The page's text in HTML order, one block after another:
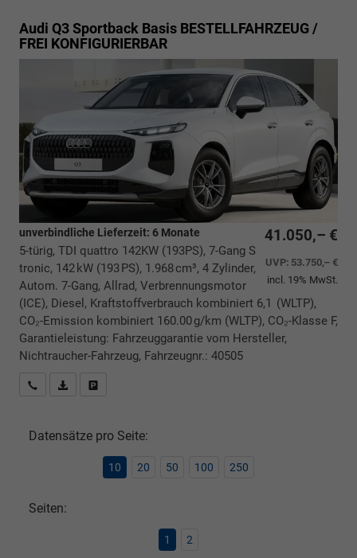
Audi Q3 Sportback Basis BESTELLFAHRZEUG /
FREI KONFIGURIERBAR
41.050,– €
UVP: 53.750,– €
incl. 19% MwSt.
unverbindliche Lieferzeit: 6 Monate
5-türig, TDI quattro 142KW (193PS), 7-Gang S
tronic, 142 kW (193 PS), 1.968 cm³, 4 Zylinder,
Autom. 7-Gang, Allrad, Verbrennungsmotor
(ICE), Diesel, Kraftstoffverbrauch kombiniert 6,1 (WLTP),
CO₂-Emission kombiniert 160.00 g/km (WLTP), CO₂-Klasse F,
Garantieleistung: Fahrzeuggarantie vom Hersteller,
Nichtraucher-Fahrzeug, Fahrzeugnr.: 40505
Rückrufbitte absenden
PDF-Datei, Fahrzeugexposé drucken
Datensätze pro Seite:
10 20 50 100 250
Seiten:
1 2